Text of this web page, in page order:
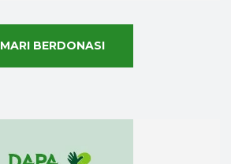
MARI BERDONASI